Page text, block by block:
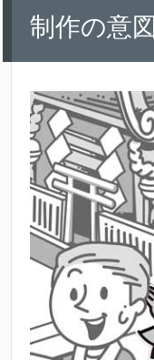
制作の意図